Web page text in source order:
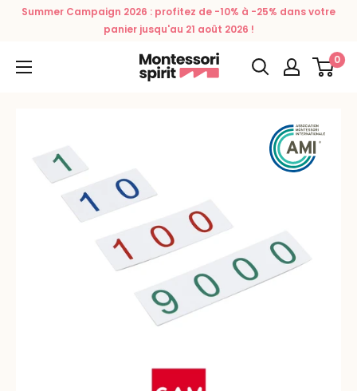
PasserSummer Campaign 2026 : profitez de -10% à -25% dans votre
panier jusqu'au 21 août 2026 !
Montessori
Spirit
0